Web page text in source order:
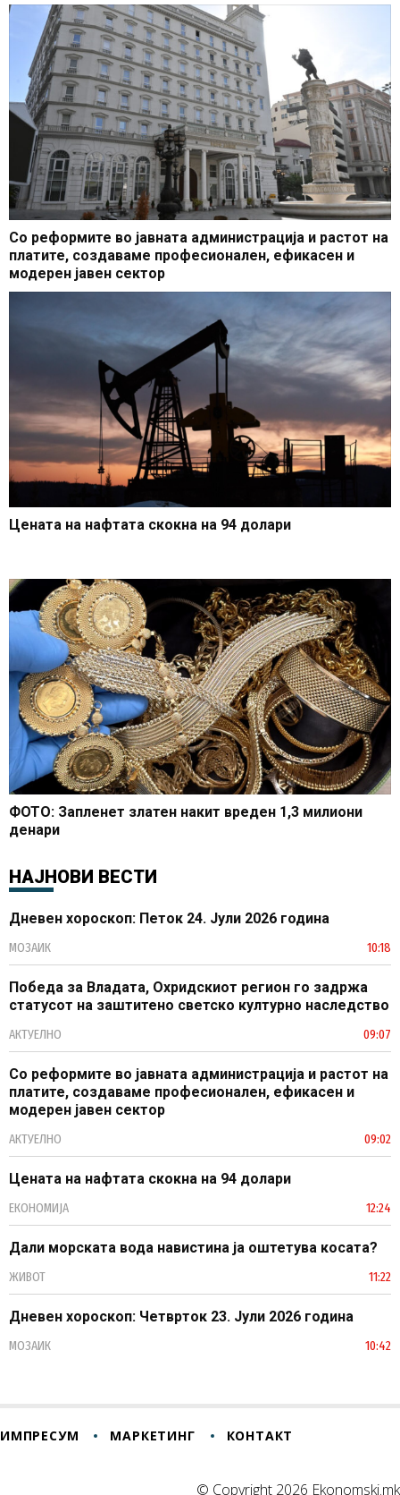
Со реформите во јавната администрација и растот на
платите, создаваме професионален, ефикасен и
модерен јавен сектор
Цената на нафтата скокна на 94 долари
ФОТО: Запленет златен накит вреден 1,3 милиони
денари
НАЈНОВИ ВЕСТИ
Дневен хороскоп: Петок 24. Јули 2026 година
МОЗАИК 10:18
Победа за Владата, Охридскиот регион го задржа
статусот на заштитено светско културно наследство
АКТУЕЛНО 09:07
Со реформите во јавната администрација и растот на
платите, создаваме професионален, ефикасен и
модерен јавен сектор
АКТУЕЛНО 09:02
Цената на нафтата скокна на 94 долари
ЕКОНОМИЈА 12:24
Дали морската вода навистина ја оштетува косата?
ЖИВОТ 11:22
Дневен хороскоп: Четврток 23. Јули 2026 година
МОЗАИК 10:42
ИМПРЕСУМ МАРКЕТИНГ КОНТАКТ
© Copyright 2026 Ekonomski.mk